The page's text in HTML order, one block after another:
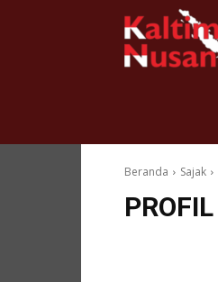
Beranda Sajak
PROFIL